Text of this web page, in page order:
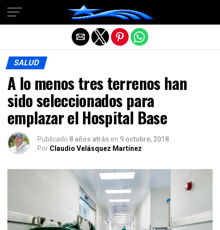
SALUD
A lo menos tres terrenos han
sido seleccionados para
emplazar el Hospital Base
Publicado 8 años atrás en 9 octubre, 2018
Por Claudio Velásquez Martínez
Salir de la versión móvil